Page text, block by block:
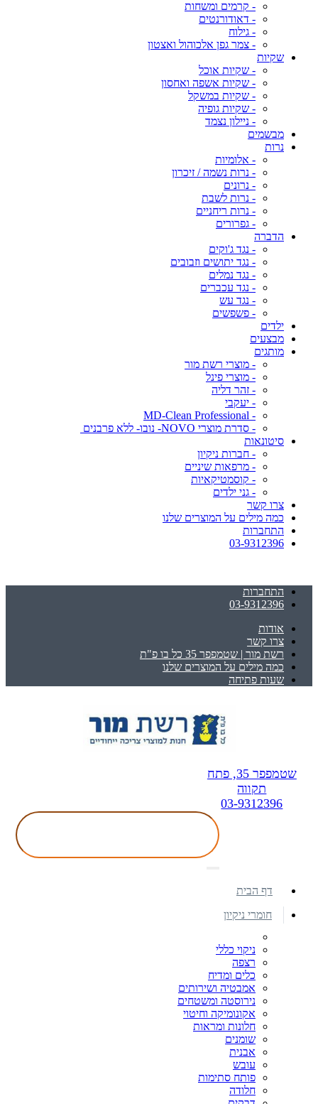
- קרמים ומשחות
- דאודורנטים
- גילוח
- צמר גפן אלכוהול ואצטון
שקיות
- שקיות אוכל
- שקיות אשפה ואחסון
- שקיות במשקל
- שקיות גופיה
- ניילון נצמד
מבשמים
נרות
- אלומיות
- נרות נשמה / זיכרון
- נרונים
- נרות לשבת
- נרות ריחניים
- גפרורים
הדברה
- נגד ג'וקים
- נגד יתושים וזבובים
- נגד נמלים
- נגד עכברים
- נגד עש
- פשפשים
ילדים
מבצעים
מותגים
- מוצרי רשת מור
- מוצרי פינל
- זהר דליה
- יעקבי
- MD-Clean Professional
- סדרת מוצרי NOVO- נובו- ללא פרבנים
סיטונאות
- חברות ניקיון
- מרפאות שיניים
- קוסמטיקאיות
- גני ילדים
צרו קשר
כמה מילים על המוצרים שלנו
התחברות
03-9312396
התחברות
03-9312396
אודות
צרו קשר
רשת מור | שטמפפר 35 כל בו פ"ת
כמה מילים על המוצרים שלנו
שעות פתיחה
שטמפפר 35, פתח
תקווה
03-9312396
דף הבית
חומרי ניקיון
ניקוי כללי
רצפה
כלים ומדיח
אמבטיה ושירותים
נירוסטה ומשטחים
אקונומיקה וחיטוי
חלונות ומראות
שומנים
אבנית
עובש
פותח סתימות
חלודה